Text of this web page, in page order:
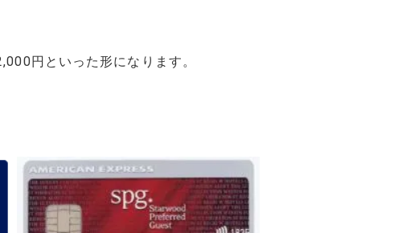
円といった形になります。